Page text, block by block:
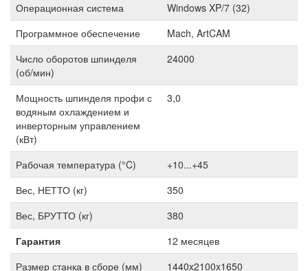
Операционная система
Windows XP/7 (32)
Программное обеспечение
Mach, ArtCAM
Число оборотов шпинделя
(об/мин)
24000
Мощность шпинделя профи с
водяным охлаждением и
инверторным управлением
(кВт)
3,0
Рабочая температура (°C)
+10...+45
Вес, НЕТТО (кг)
350
Вес, БРУТТО (кг)
380
Гарантия
12 месяцев
Размер станка в сборе (мм)
1440x2100x1650